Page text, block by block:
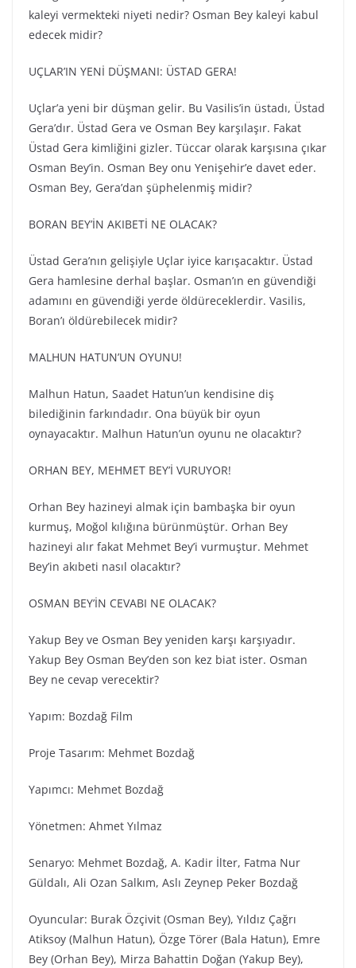
kaleyi vermekteki niyeti nedir? Osman Bey kaleyi kabul
edecek midir?
UÇLAR’IN YENİ DÜŞMANI: ÜSTAD GERA!
Uçlar’a yeni bir düşman gelir. Bu Vasilis’in üstadı, Üstad
Gera’dır. Üstad Gera ve Osman Bey karşılaşır. Fakat
Üstad Gera kimliğini gizler. Tüccar olarak karşısına çıkar
Osman Bey’in. Osman Bey onu Yenişehir’e davet eder.
Osman Bey, Gera’dan şüphelenmiş midir?
BORAN BEY’İN AKIBETİ NE OLACAK?
Üstad Gera’nın gelişiyle Uçlar iyice karışacaktır. Üstad
Gera hamlesine derhal başlar. Osman’ın en güvendiği
adamını en güvendiği yerde öldüreceklerdir. Vasilis,
Boran’ı öldürebilecek midir?
MALHUN HATUN’UN OYUNU!
Malhun Hatun, Saadet Hatun’un kendisine diş
bilediğinin farkındadır. Ona büyük bir oyun
oynayacaktır. Malhun Hatun’un oyunu ne olacaktır?
ORHAN BEY, MEHMET BEY’İ VURUYOR!
Orhan Bey hazineyi almak için bambaşka bir oyun
kurmuş, Moğol kılığına bürünmüştür. Orhan Bey
hazineyi alır fakat Mehmet Bey’i vurmuştur. Mehmet
Bey’in akıbeti nasıl olacaktır?
OSMAN BEY’İN CEVABI NE OLACAK?
Yakup Bey ve Osman Bey yeniden karşı karşıyadır.
Yakup Bey Osman Bey’den son kez biat ister. Osman
Bey ne cevap verecektir?
Yapım: Bozdağ Fi̇lm
Proje Tasarım: Mehmet Bozdağ
Yapımcı: Mehmet Bozdağ
Yönetmen: Ahmet Yılmaz
Senaryo: Mehmet Bozdağ, A. Kadir İlter, Fatma Nur
Güldalı, Ali Ozan Salkım, Aslı Zeynep Peker Bozdağ
Oyuncular: Burak Özçivit (Osman Bey), Yıldız Çağrı
Atiksoy (Malhun Hatun), Özge Törer (Bala Hatun), Emre
Bey (Orhan Bey), Mirza Bahattin Doğan (Yakup Bey),